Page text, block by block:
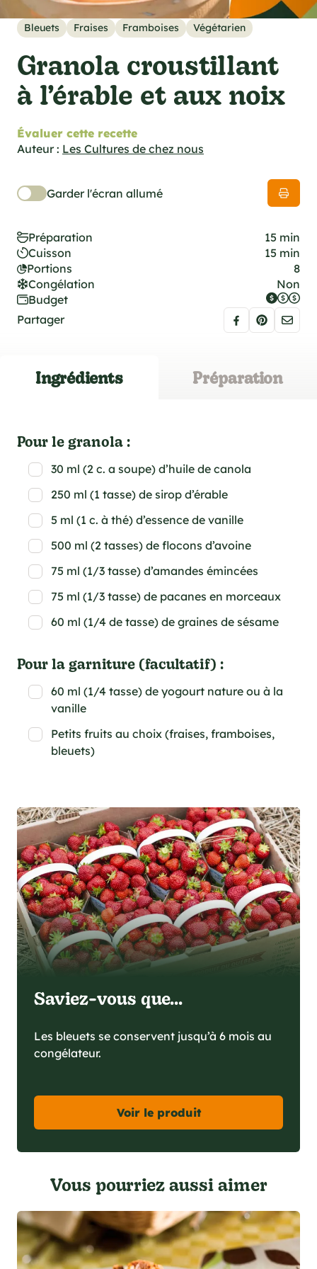
techniques
foodieBleuets Fraises Framboises Végétarien
Granola croustillant
à l’érable et aux noix
Évaluer cette recette
Auteur : Les Cultures de chez nous
Garder l'écran allumé
Préparation
15 min
Cuisson
15 min
Portions
8
Congélation
Non
Budget
Partager
Ingrédients Préparation
Pour le granola :
30 ml (2 c. a soupe) d’huile de canola
250 ml (1 tasse) de sirop d’érable
5 ml (1 c. à thé) d’essence de vanille
500 ml (2 tasses) de flocons d’avoine
75 ml (1/3 tasse) d’amandes émincées
75 ml (1/3 tasse) de pacanes en morceaux
60 ml (1/4 de tasse) de graines de sésame
Pour la garniture (facultatif) :
60 ml (1/4 tasse) de yogourt nature ou à la
vanille
Petits fruits au choix (fraises, framboises,
bleuets)
Saviez-vous que...
Les bleuets se conservent jusqu’à 6 mois au
congélateur.
Voir le produit
Vous pourriez aussi aimer